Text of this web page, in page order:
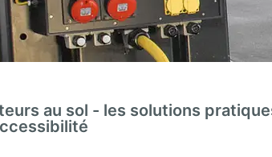
au sol - les solutions